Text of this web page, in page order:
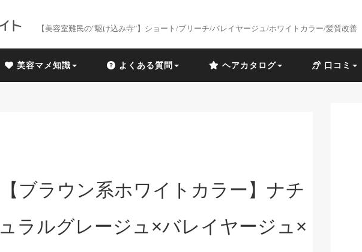
【美容室難民の"駆け込み寺"】ショート/ブリーチ/バレイヤージュ/ホワイトカラー/髪質改善
美容マメ知識 よくある質問 ヘアカタログ 口コミ
【ブラウン系ホワイトカラー】ナチ
ュラルグレージュ×バレイヤージュ×